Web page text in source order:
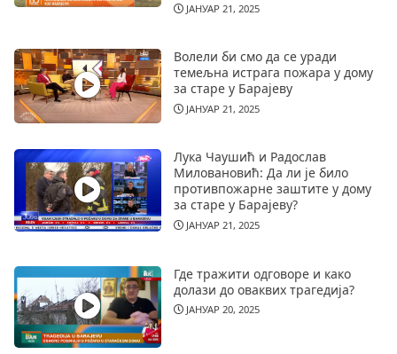
ЈАНУАР 21, 2025
Волели би смо да се уради
темељна истрага пожара у дому
за старе у Барајеву
ЈАНУАР 21, 2025
Лука Чаушић и Радослав
Миловановић: Да ли је било
противпожарне заштите у дому
за старе у Барајеву?
ЈАНУАР 21, 2025
Где тражити одговоре и како
долази до оваквих трагедија?
ЈАНУАР 20, 2025